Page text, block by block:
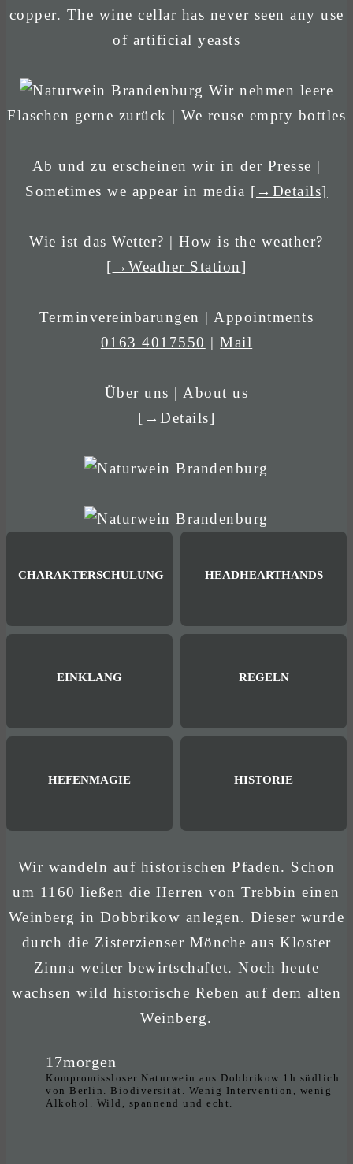
copper. The wine cellar has never seen any use
of artificial yeasts
Wir nehmen leere
Flaschen gerne zurück | We reuse empty bottles
Ab und zu erscheinen wir in der Presse |
Sometimes we appear in media [→Details]
Wie ist das Wetter? | How is the weather?
[ →Weather Station]
Terminvereinbarungen | Appointments
0163 4017550 |Mail
Über uns | About us
[→Details]
CHARAKTERSCHULUNG HEADHEARTHANDS
EINKLANG REGELN
HEFENMAGIE HISTORIE
Wir wandeln auf historischen Pfaden. Schon
um 1160 ließen die Herren von Trebbin einen
Weinberg in Dobbrikow anlegen. Dieser wurde
durch die Zisterzienser Mönche aus Kloster
Zinna weiter bewirtschaftet. Noch heute
wachsen wild historische Reben auf dem alten
Weinberg.
17morgen
Kompromissloser Naturwein aus Dobbrikow 1h südlich
von Berlin. Biodiversität. Wenig Intervention, wenig
Alkohol. Wild, spannend und echt.